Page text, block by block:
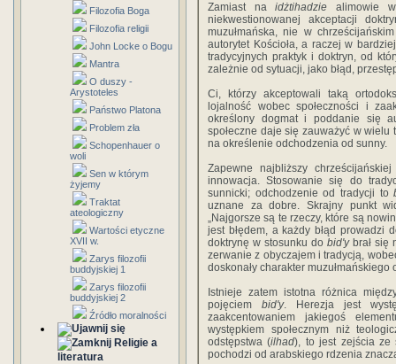
Filozofia Boga
Filozofia religii
John Locke o Bogu
Mantra
O duszy -
Arystoteles
Państwo Platona
Problem zła
Schopenhauer o
woli
Sen w którym
żyjemy
Traktat
ateologiczny
Wartości etyczne
XVII w.
Zarys filozofii
buddyjskiej 1
Zarys filozofii
buddyjskiej 2
Źródło moralności
Religie a
literatura
Zamiast naidżtihadzie alimowie
niekwestionowanej akceptacji
muzułmańska, nie w
autorytet Kościoła, a raczej w
tradycyjnych praktyk i doktryn, od
zależnie od sytuacji, jako błąd,
Ci, którzy akceptowali taką
lojalność wobec społeczności i
określony dogmat i poddanie się
społeczne daje się zauważyć w
na określenie odchodzenia od sunny.
Zapewne najbliższy
innowacja. Stosowanie się do
sunnicki; odchodzenie od tradycji to
uznane za dobre. Skrajny punkt
„Najgorsze są te rzeczy, które są
jest błędem, a każdy błąd prowadzi
doktrynę w stosunku dobid'ybrał się
zerwanie z obyczajem i tradycją,
doskonały charakter muzułmań­skiego
Istnieje zatem istotna różnica
pojęciem bid'y. Herezja jest
zaakcentowaniem jakiegoś
występkiem społecznym niż
odstępstwa (ilhad), to jest zejścia ze
pochodzi od arabskiego rdzenia